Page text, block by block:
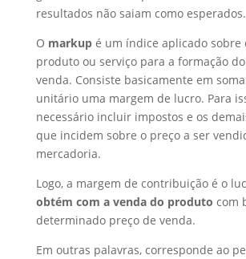
resultados não saiam como esperados.
O markupé um índice aplicado sobre
produto ou serviço para a formação
venda. Consiste basicamente em
unitário uma margem de lucro. Para
necessário incluir impostos e os
que incidem sobre o preço a ser
mercadoria.
Logo, a margem de contribuição é o
obtém com a venda do produto com
determinado preço de venda.
Em outras palavras, corresponde ao